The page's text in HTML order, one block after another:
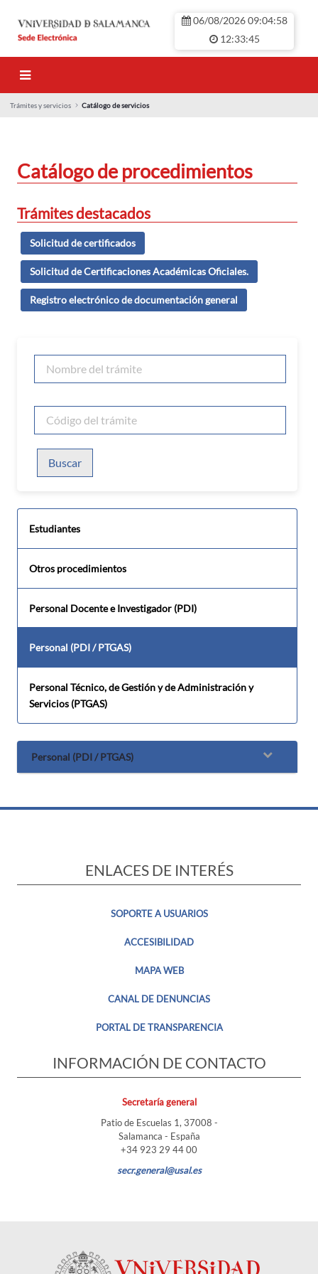
06/08/2026 09:04:58
12:33:45
Trámites y servicios Catálogo de servicios
Catálogo de procedimientos
Trámites destacados
Solicitud de certificados
Solicitud de Certificaciones Académicas Oficiales.
Registro electrónico de documentación general
Buscar
Estudiantes
Otros procedimientos
Personal Docente e Investigador (PDI)
Personal (PDI / PTGAS)
Personal Técnico, de Gestión y de Administración y
Servicios (PTGAS)
Personal (PDI / PTGAS)
ENLACES DE INTERÉS
SOPORTE A USUARIOS
ACCESIBILIDAD
MAPA WEB
CANAL DE DENUNCIAS
PORTAL DE TRANSPARENCIA
INFORMACIÓN DE CONTACTO
Secretaría general
Patio de Escuelas 1, 37008 -
Salamanca - España
+34 923 29 44 00
secr.general@usal.es